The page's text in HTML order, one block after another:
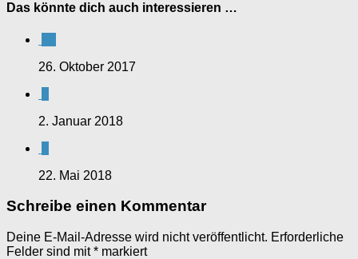
Das könnte dich auch interessieren …
26. Oktober 2017
2. Januar 2018
22. Mai 2018
Schreibe einen Kommentar
Deine E-Mail-Adresse wird nicht veröffentlicht. Erforderliche
Felder sind mit* markiert